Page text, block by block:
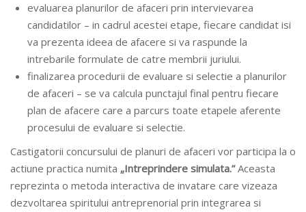
evaluarea planurilor de afaceri prin intervievarea
candidatilor – in cadrul acestei etape, fiecare candidat isi
va prezenta ideea de afacere si va raspunde la
intrebarile formulate de catre membrii juriului.
finalizarea procedurii de evaluare si selectie a planurilor
de afaceri – se va calcula punctajul final pentru fiecare
plan de afacere care a parcurs toate etapele aferente
procesului de evaluare si selectie.
Castigatorii concursului de planuri de afaceri vor participa la o
actiune practica numita „Intreprindere simulata.”Aceasta
reprezinta o metoda interactiva de invatare care vizeaza
dezvoltarea spiritului antreprenorial prin integrarea si